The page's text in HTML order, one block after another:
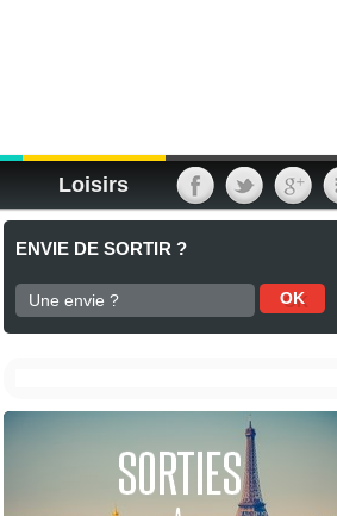
Loisirs
ENVIE DE SORTIR ?